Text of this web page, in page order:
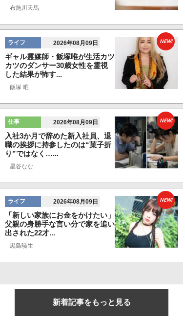
布施川天馬
ライフ 2026年08月09日
ギャル霊媒師・飯塚唯が生活カツ
カツのダンサー30歳女性を霊視
した結果が怖す...
飯塚 唯
NEW!
仕事 2026年08月09日
入社3か月で辞めた新入社員、退
職の挨拶に持参したのは“菓子折
り”ではなく…...
星谷なな
NEW!
ライフ 2026年08月09日
「新しい家族にお金をかけたい」
父親の身勝手な言い分で家を追い
出された22才...
黒島暁生
NEW!
新着記事をもっと見る